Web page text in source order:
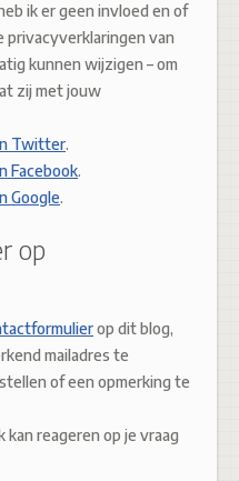
ik er geen invloed en of
privacyverklaringen van
kunnen wijzigen – om
zij met jouw
Twitter.
Facebook.
Google.
op
op dit blog,
mailadres te
of een opmerking te
kan reageren op je vraag